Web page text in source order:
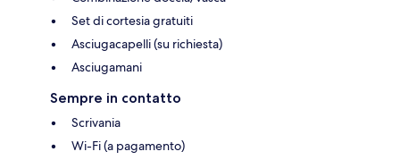
Set di cortesia gratuiti
Asciugacapelli (su richiesta)
Asciugamani
Sempre in contatto
Scrivania
Wi-Fi (a pagamento)